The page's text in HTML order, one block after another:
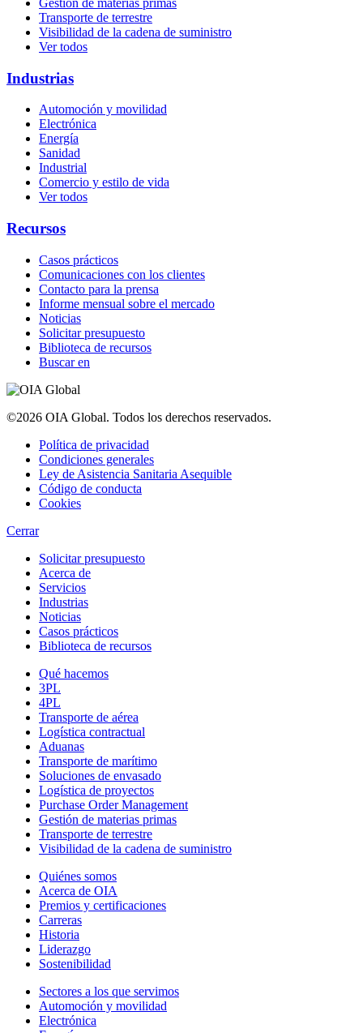
Gestión de materias primas
Transporte de terrestre
Visibilidad de la cadena de suministro
Ver todos
Industrias
Automoción y movilidad
Electrónica
Energía
Sanidad
Industrial
Comercio y estilo de vida
Ver todos
Recursos
Casos prácticos
Comunicaciones con los clientes
Contacto para la prensa
Informe mensual sobre el mercado
Noticias
Solicitar presupuesto
Biblioteca de recursos
Buscar en
©2026 OIA Global. Todos los derechos reservados.
Política de privacidad
Condiciones generales
Ley de Asistencia Sanitaria Asequible
Código de conducta
Cookies
Cerrar
Solicitar presupuesto
Acerca de
Servicios
Industrias
Noticias
Casos prácticos
Biblioteca de recursos
Qué hacemos
3PL
4PL
Transporte de aérea
Logística contractual
Aduanas
Transporte de marítimo
Soluciones de envasado
Logística de proyectos
Purchase Order Management
Gestión de materias primas
Transporte de terrestre
Visibilidad de la cadena de suministro
Quiénes somos
Acerca de OIA
Premios y certificaciones
Carreras
Historia
Liderazgo
Sostenibilidad
Sectores a los que servimos
Automoción y movilidad
Electrónica